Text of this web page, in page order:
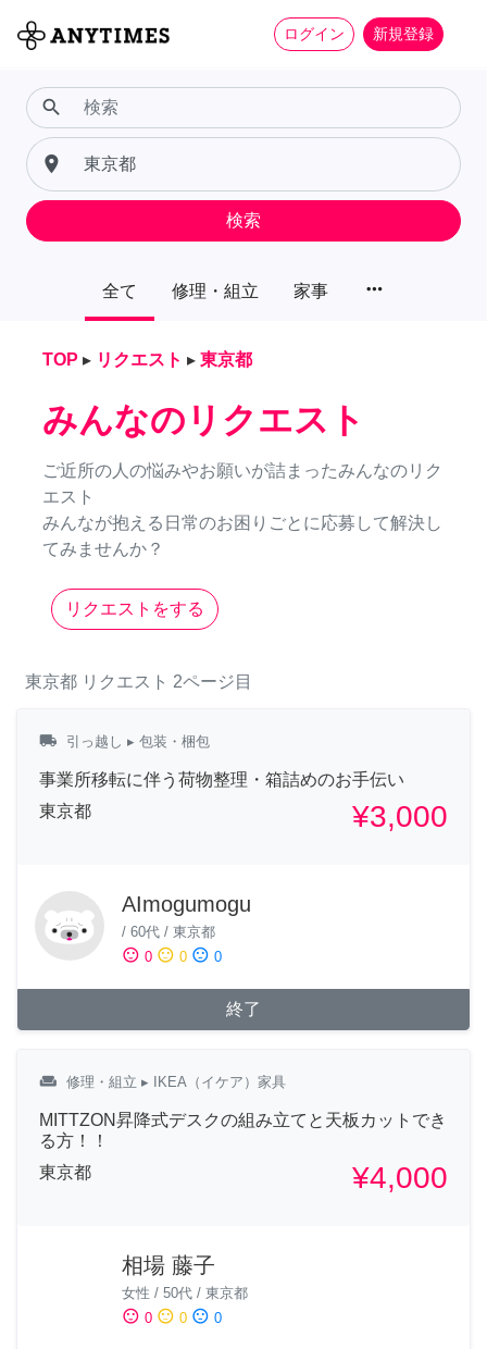
ログイン 新規登録
全て 修理・組立 家事 more_horiz
search
place
検索
TOP ▸ リクエスト ▸ 東京都
みんなのリクエスト
ご近所の人の悩みやお願いが詰まったみんなのリク
エスト
みんなが抱える日常のお困りごとに応募して解決し
てみませんか？
リクエストをする
東京都 リクエスト 2ページ目
local_shipping 引っ越し ▸ 包装・梱包
事業所移転に伴う荷物整理・箱詰めのお手伝い
東京都
¥3,000
AImogumogu
/ 60代 / 東京都
sentiment_satisfied 0 sentiment_neutral 0 sentiment_dissatisfied 0
終了
weekend 修理・組立 ▸ IKEA（イケア）家具
MITTZON昇降式デスクの組み立てと天板カットでき
る方！！
東京都
¥4,000
相場 藤子
女性 / 50代 / 東京都
sentiment_satisfied 0 sentiment_neutral 0 sentiment_dissatisfied 0